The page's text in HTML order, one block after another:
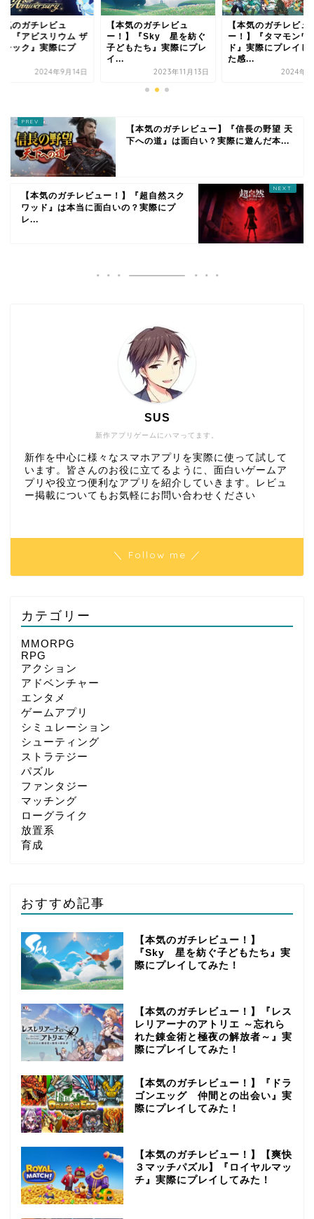
気のガチレビュ
】『アビスリウム ザ
シック』実際にプ
2024年9月14日
【本気のガチレビュ
ー！】『Sky 星を紡ぐ
子どもたち』実際にプレ
イ...
2023年11月13日
【本気のガチレビュ
ー！】『タマモンワ
ド』実際にプレイし
た感...
2024年9
【本気のガチレビュー】『信長の野望 天
下への道』は面白い？実際に遊んだ本...
【本気のガチレビュー！】『超自然スク
ワッド』は本当に面白いの？実際にプ
レ...
新作アプリゲームにハマってます。
SUS
新作を中心に様々なスマホアプリを実際に使って試して
います。皆さんのお役に立てるように、面白いゲームア
プリや役立つ便利なアプリを紹介していきます。レビュ
ー掲載についてもお気軽にお問い合わせください
＼ Follow me ／
カテゴリー
MMORPG
RPG
アクション
アドベンチャー
エンタメ
ゲームアプリ
シミュレーション
シューティング
ストラテジー
パズル
ファンタジー
マッチング
ローグライク
放置系
育成
おすすめ記事
【本気のガチレビュー！】
『Sky 星を紡ぐ子どもたち』実
際にプレイしてみた！
【本気のガチレビュー！】『レス
レリアーナのアトリエ ～忘れら
れた錬金術と極夜の解放者～』実
際にプレイしてみた！
【本気のガチレビュー！】『ドラ
ゴンエッグ 仲間との出会い』実
際にプレイしてみた！
【本気のガチレビュー！】【爽快
３マッチパズル】『ロイヤルマッ
チ』実際にプレイしてみた！